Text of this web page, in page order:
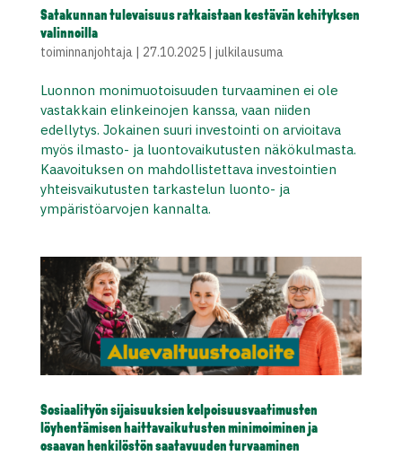
Satakunnan tulevaisuus ratkaistaan kestävän kehityksen
valinnoilla
toiminnanjohtaja | 27.10.2025| julkilausuma
Luonnon monimuotoisuuden turvaaminen ei ole
vastakkain elinkeinojen kanssa, vaan niiden
edellytys. Jokainen suuri investointi on arvioitava
myös ilmasto- ja luontovaikutusten näkökulmasta.
Kaavoituksen on mahdollistettava investointien
yhteisvaikutusten tarkastelun luonto- ja
ympäristöarvojen kannalta.
Sosiaalityön sijaisuuksien kelpoisuusvaatimusten
löyhentämisen haittavaikutusten minimoiminen ja
osaavan henkilöstön saatavuuden turvaaminen